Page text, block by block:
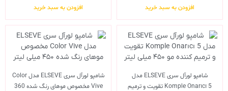
افزودن به سبد خرید افزودن به سبد خرید
شامپو لورآل سری ELSEVE مدل
Komple Onarıcı 5 تقویت و ترمیم
شامپو لورآل سری ELSEVE مدل Color
Vive مخصوص موهای رنگ شده 360